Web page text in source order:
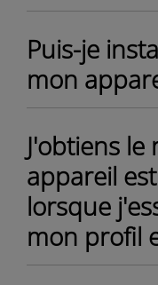
Puis-je
mon
J'obtiens le
appareil
lorsque
mon profil